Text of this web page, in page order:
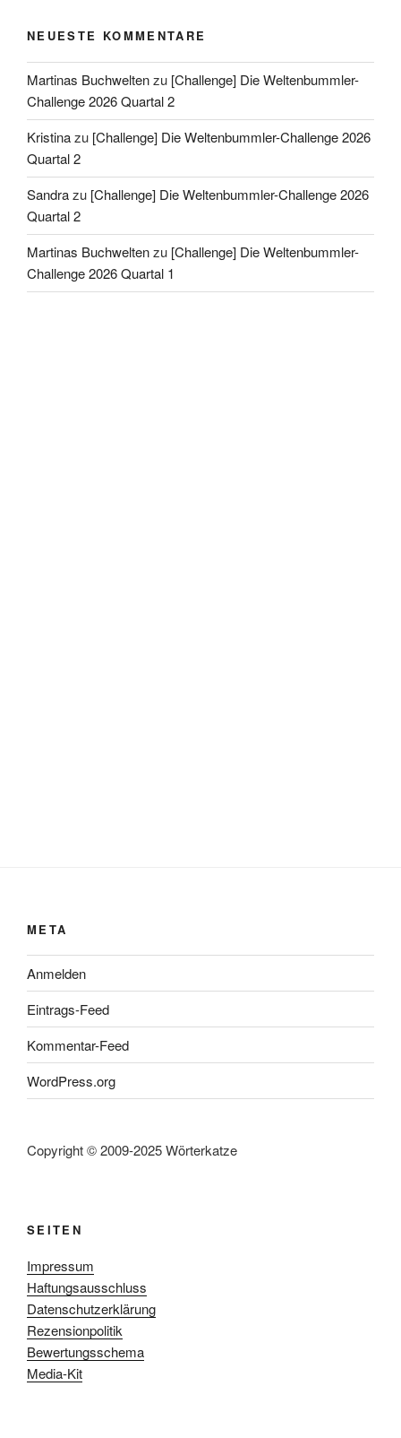
NEUESTE KOMMENTARE
Martinas Buchweltenzu [Challenge] Die Weltenbummler-
Challenge 2026 Quartal 2
Kristinazu [Challenge] Die Weltenbummler-Challenge 2026
Quartal 2
Sandrazu [Challenge] Die Weltenbummler-Challenge 2026
Quartal 2
Martinas Buchweltenzu [Challenge] Die Weltenbummler-
Challenge 2026 Quartal 1
META
Anmelden
Eintrags-Feed
Kommentar-Feed
WordPress.org
Copyright © 2009-2025 Wörterkatze
SEITEN
Impressum
Haftungsausschluss
Datenschutzerklärung
Rezensionpolitik
Bewertungsschema
Media-Kit